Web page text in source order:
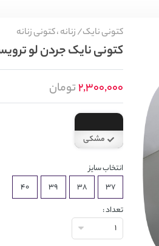
کتونی نایک/زنانه ،کتونی زنانه
کتونی نایک جردن لو
2,300,000تومان
مشکی
انتخاب سایز
37
38
39
40
تعداد :
1